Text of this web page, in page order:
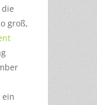
groß,
ein